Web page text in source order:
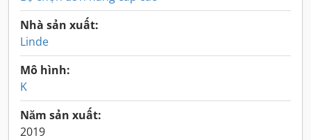
Nhà sản xuất:
Linde
Mô hình:
K
Năm sản xuất:
2019